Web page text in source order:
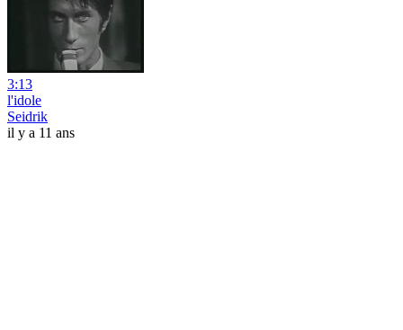
3:13
l'idole
Seidrik
il y a 11 ans